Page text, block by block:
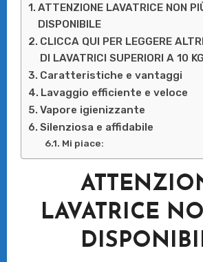
ATTENZIONE LAVATRICE NON
DISPONIBILE
CLICCA QUI PER LEGGERE
DI LAVATRICI SUPERIORI A 10 KG
Caratteristiche e vantaggi
Lavaggio efficiente e veloce
Vapore igienizzante
Silenziosa e affidabile
Mi piace:
LAVATRICE